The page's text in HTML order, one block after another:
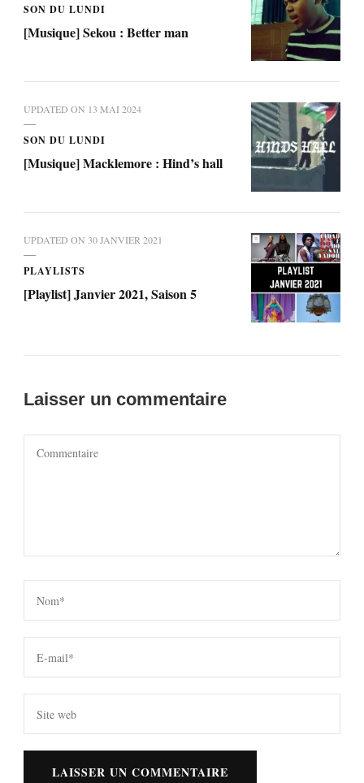
SON DU LUNDI
[Musique] Sekou : Better man
UPDATED ON 13 MAI 2024
SON DU LUNDI
[Musique] Macklemore : Hind’s hall
UPDATED ON 30 JANVIER 2021
PLAYLISTS
[Playlist] Janvier 2021, Saison 5
Laisser un commentaire